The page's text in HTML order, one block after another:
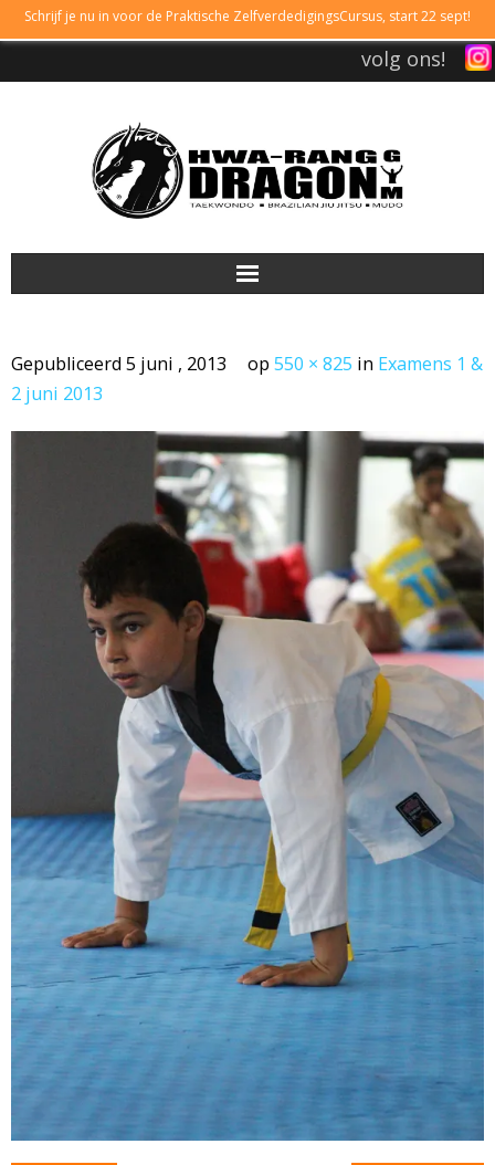
Schrijf je nu in voor de Praktische ZelfverdedigingsCursus, start 22 sept!
volg ons!
LESTIJDEN
LIDMAATSCHAP
BRAZILIAN JIU JITSU
AGENDA
NIEUWS
PRAKTISCHE ZELFVERDEDIGINGSCURSUS
Gepubliceerd 5 juni , 2013 op 550 × 825 in Examens 1 &
2 juni 2013